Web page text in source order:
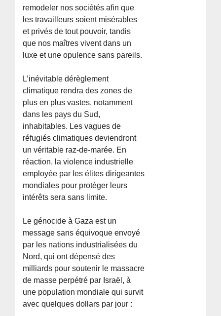
remodeler nos sociétés afin que
les travailleurs soient misérables
et privés de tout pouvoir, tandis
que nos maîtres vivent dans un
luxe et une opulence sans pareils.
L’inévitable dérèglement
climatique rendra des zones de
plus en plus vastes, notamment
dans les pays du Sud,
inhabitables. Les vagues de
réfugiés climatiques deviendront
un véritable raz-de-marée. En
réaction, la violence industrielle
employée par les élites dirigeantes
mondiales pour protéger leurs
intérêts sera sans limite.
Le génocide à Gaza est un
message sans équivoque envoyé
par les nations industrialisées du
Nord, qui ont dépensé des
milliards pour soutenir le massacre
de masse perpétré par Israël, à
une population mondiale qui survit
avec quelques dollars par jour :